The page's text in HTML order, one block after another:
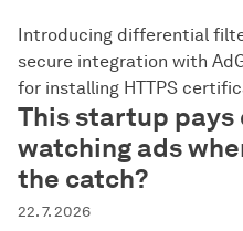
Introducing differential
secure integration with
for installing HTTPS
This startup
watching ads
the catch?
22. 7. 2026